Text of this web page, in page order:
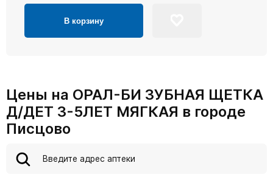
В корзину
Цены на ОРАЛ-БИ ЗУБНАЯ ЩЕТКА
Д/ДЕТ 3-5ЛЕТ МЯГКАЯ в городе
Писцово